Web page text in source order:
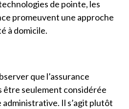
de pointe, les
promeuvent une approche
à domicile.
que l’assurance
être seulement considérée
administrative. Il s’agit plutôt